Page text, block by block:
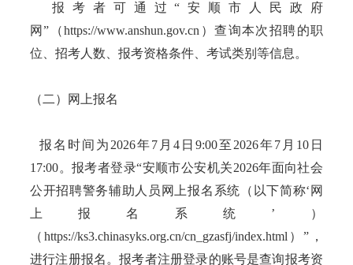
报考者可通过“安顺市人民政府
网”（https://www.anshun.gov.cn）查询本次招聘的职
位、招考人数、报考资格条件、考试类别等信息。
（二）网上报名
报名时间为2026年7月4日9:00至2026年7月10日
17:00。报考者登录“安顺市公安机关2026年面向社会
公开招聘警务辅助人员网上报名系统（以下简称‘网
上报名系统’）
（https://ks3.chinasyks.org.cn/cn_gzasfj/index.html）”，
进行注册报名。报考者注册登录的账号是查询报考资